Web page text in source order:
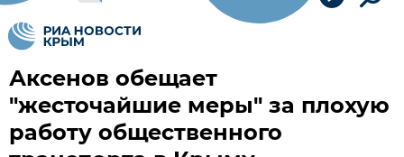
Аксенов обещает
"жесточайшие меры" за плохую
работу общественного